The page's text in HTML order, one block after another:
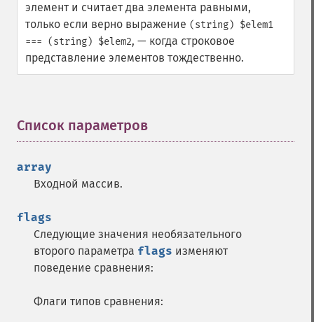
элемент и считает два элемента равными,
только если верно выражение (string) $elem1
=== (string) $elem2, — когда строковое
представление элементов тождественно.
Список параметров
array
Входной массив.
flags
Следующие значения необязательного
второго параметра flags изменяют
поведение сравнения:
Флаги типов сравнения: